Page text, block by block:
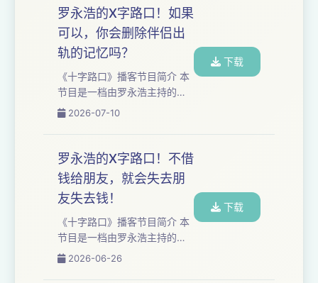
与⼈⽂领域，讲述个体命运故
事，探讨时代发展趋势。 本期
嘉宾：小镟，张骏，小奇，史
里芬 所谓精英阶层是很装逼
的，但是平民阶层的人就不装
逼吗？“我不看国产电影/我不听
背后是什么心理机制？为什么
小众的东西一旦大众化，很多
人就觉得不“香”了？...
罗永浩的X字路口！如果
可以，你会删除伴侣出
轨的记忆吗？
《十字路口》播客节目简介 本
节⽬是⼀档由罗永浩主持的深
度播客类节⽬，每集长达三到
的⼈物展开对话，聚焦于科技
与⼈⽂领域，讲述个体命运故
事，探讨时代发展趋势。 本期
嘉宾：小镟，继业，孙书恒，
刘洪伟 如果有一颗“忠诚药”，
吃下去永远只爱伴侣一人，你
吃不吃？如果出轨的记忆可以
抹？如果黑科技 App 告诉你，
身边的 Ta 只是 70 分，而城市
2026-07-10
下载
罗永浩的X字路口！不借
钱给朋友，就会失去朋
友失去钱！
《十字路口》播客节目简介 本
节⽬是⼀档由罗永浩主持的深
度播客类节⽬，每集长达三到
2026-06-26
下载